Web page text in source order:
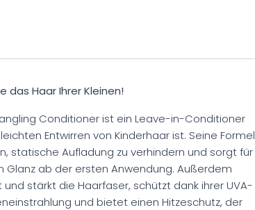
das Haar Ihrer Kleinen!
Conditioner ist ein Leave-in-Conditioner
Entwirren von Kinderhaar ist. Seine Formel
statische Aufladung zu verhindern und sorgt für
Glanz ab der ersten Anwendung. Außerdem
stärkt die Haarfaser, schützt dank ihrer UVA-
und bietet einen Hitzeschutz, der